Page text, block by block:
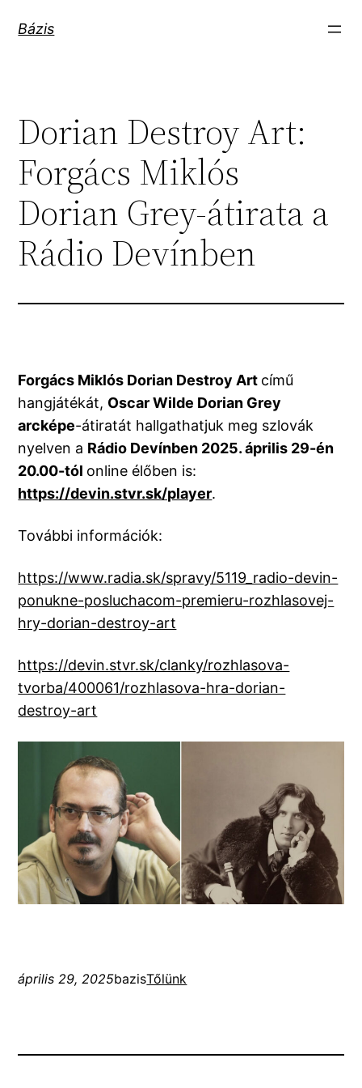
Bázis
Dorian Destroy Art:
Forgács Miklós
Dorian Grey-átirata a
Rádio Devínben
Forgács Miklós Dorian Destroy Art című
hangjátékát, Oscar Wilde Dorian Grey
arcképe-átiratát hallgathatjuk meg szlovák
nyelven a Rádio Devínben 2025. április 29-én
20.00-tól online élőben is:
https://devin.stvr.sk/player.
További információk:
https://www.radia.sk/spravy/5119_radio-devin-
ponukne-posluchacom-premieru-rozhlasovej-
hry-dorian-destroy-art
https://devin.stvr.sk/clanky/rozhlasova-
tvorba/400061/rozhlasova-hra-dorian-
destroy-art
április 29, 2025bazisTőlünk